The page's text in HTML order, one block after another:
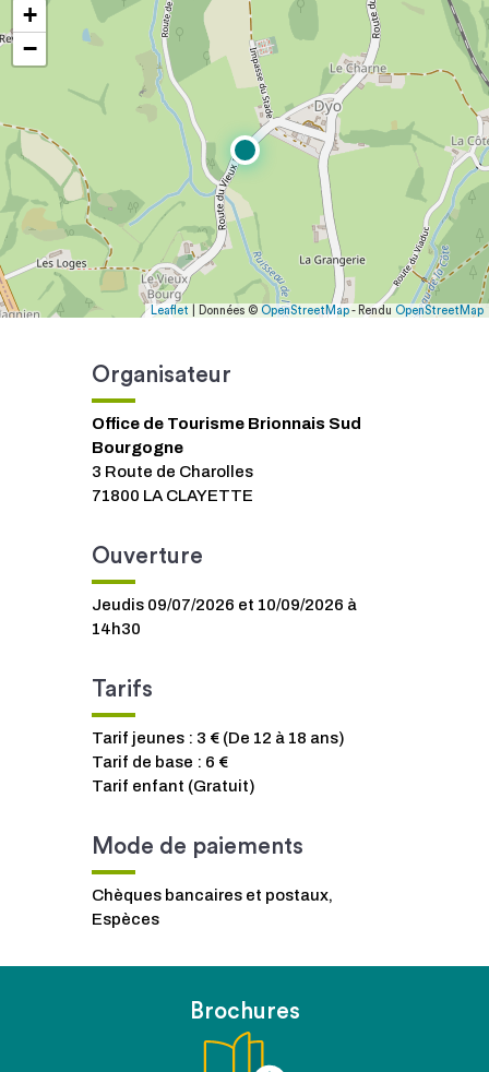
+
−
Leaflet | Données © OpenStreetMap- Rendu OpenStreetMap
Organisateur
Office de Tourisme Brionnais Sud
Bourgogne
3 Route de Charolles
71800 LA CLAYETTE
Ouverture
Jeudis 09/07/2026 et 10/09/2026 à
14h30
Tarifs
Tarif jeunes : 3 € (De 12 à 18 ans)
Tarif de base : 6 €
Tarif enfant (Gratuit)
Mode de paiements
Chèques bancaires et postaux,
Espèces
Brochures